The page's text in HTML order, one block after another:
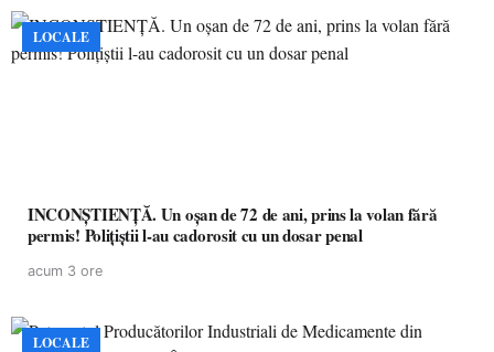
LOCALE
INCONȘTIENȚĂ. Un oșan de 72 de ani, prins la volan fără
permis! Polițiștii l-au cadorosit cu un dosar penal
acum 3 ore
LOCALE